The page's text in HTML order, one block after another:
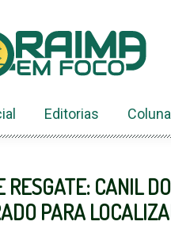
Editorias
RESGATE: CANIL
PARA